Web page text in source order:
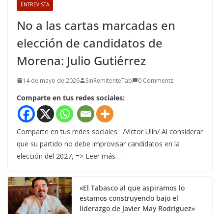
ENTREVISTA
No a las cartas marcadas en
elección de candidatos de
Morena: Julio Gutiérrez
14 de mayo de 2026 SinRemitenteTab 0 Comments
Comparte en tus redes sociales:
Comparte en tus redes sociales: /Víctor Ulín/ Al considerar
que su partido no debe improvisar candidatos en la
elección del 2027, => Leer más…
«El Tabasco al que aspiramos lo
estamos construyendo bajo el
liderazgo de Javier May Rodríguez»